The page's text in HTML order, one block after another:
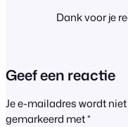
Dank voor je
Geef een reactie
Je e-mailadres wordt
gemarkeerd met*